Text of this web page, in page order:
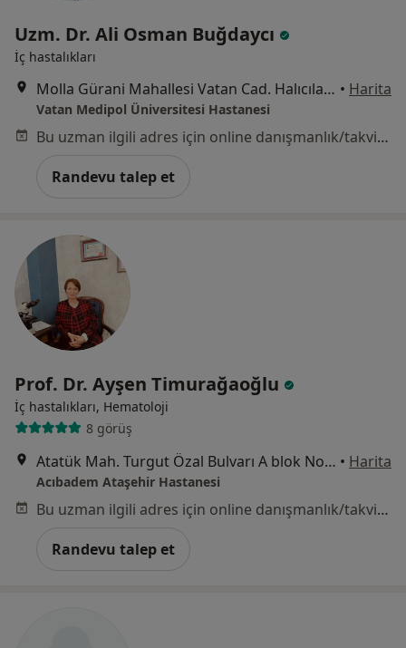
Uzm. Dr. Ali Osman Buğdaycı
İç hastalıkları
Molla Gürani Mahallesi Vatan Cad. Halıcılar Köşkü Sk. No:11 Aksaray, Fatih • Harita
Vatan Medipol Üniversitesi Hastanesi
Bu uzman ilgili adres için online danışmanlık/takvim sunmuyor.
Randevu talep et
Prof. Dr. Ayşen Timurağaoğlu
İç hastalıkları, Hematoloji
8 görüş
Atatük Mah. Turgut Özal Bulvarı A blok No:11, İstanbul • Harita
Acıbadem Ataşehir Hastanesi
Bu uzman ilgili adres için online danışmanlık/takvim sunmuyor.
Randevu talep et